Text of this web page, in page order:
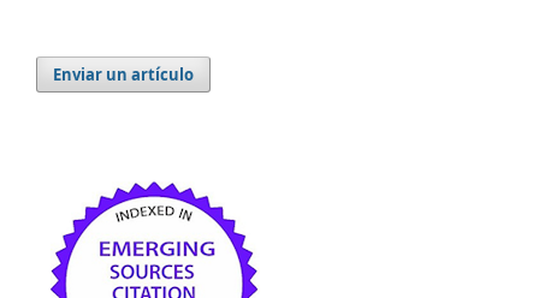
Enviar un artículo